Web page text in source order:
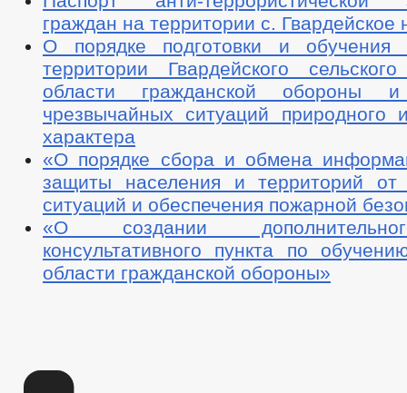
граждан на территории c. Гвардейское
О порядке подготовки и обучения
территории Гвардейского
области гражданской обороны
чрезвычайных ситуаций природного
характера
«О порядке сбора и обмена
защиты населения и территорий от
ситуаций и обеспечения пожарной
«О создании
консультативного пункта по
области гражданской обороны»